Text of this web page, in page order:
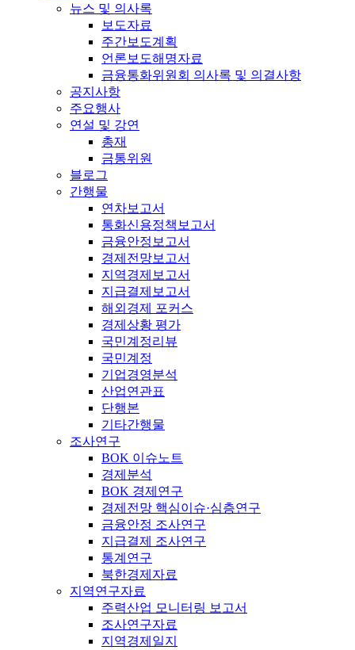
뉴스 및 의사록
보도자료
주간보도계획
언론보도해명자료
금융통화위원회 의사록 및 의결사항
공지사항
주요행사
연설 및 강연
총재
금통위원
블로그
간행물
연차보고서
통화신용정책보고서
금융안정보고서
경제전망보고서
지역경제보고서
지급결제보고서
해외경제 포커스
경제상황 평가
국민계정리뷰
국민계정
기업경영분석
산업연관표
단행본
기타간행물
조사연구
BOK 이슈노트
경제분석
BOK 경제연구
경제전망 핵심이슈·심층연구
금융안정 조사연구
지급결제 조사연구
통계연구
북한경제자료
지역연구자료
주력산업 모니터링 보고서
조사연구자료
지역경제일지